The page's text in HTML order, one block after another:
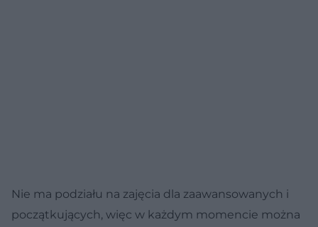
Nie ma podziału na zajęcia dla zaawansowanych i
początkujących, więc w każdym momencie można